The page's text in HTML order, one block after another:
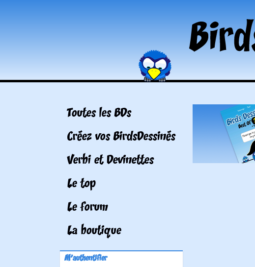
Toutes les BDs
Créez vos BirdsDessinés
Verbi et Devinettes
Le top
Le forum
La boutique
M'authentifier